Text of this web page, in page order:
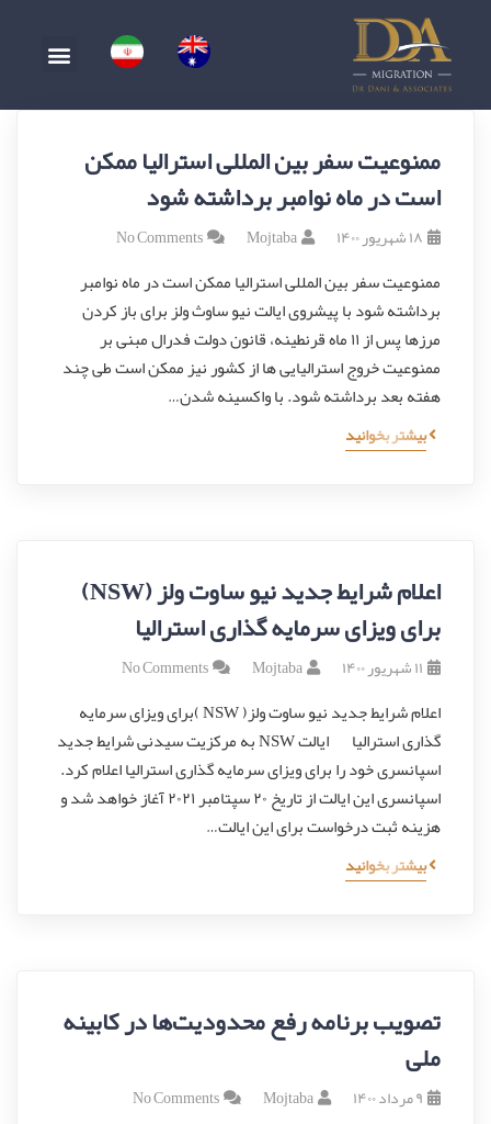
ممنوعیت سفر بین المللی استرالیا ممکن
است در ماه نوامبر برداشته شود
۱۸ شهریور ۱۴۰۰ Mojtaba
No Comments
ممنوعیت سفر بین المللی استرالیا ممکن است در ماه نوامبر
برداشته شود با پیشروی ایالت نیو ساوث ولز برای باز کردن
مرزها پس از ۱۱ ماه قرنطینه، قانون دولت فدرال مبنی بر
ممنوعیت خروج استرالیایی ها از کشور نیز ممکن است طی چند
هفته بعد برداشته شود. با واکسینه شدن…
بیشتر بخوانید
اعلام شرایط جدید نیو ساوت ولز (NSW)
برای ویزای سرمایه گذاری استرالیا
۱۱ شهریور ۱۴۰۰ Mojtaba
No Comments
اعلام شرایط جدید نیو ساوت ولز( NSW )برای ویزای سرمایه
گذاری استرالیا ایالت NSW به مرکزیت سیدنی شرایط جدید
اسپانسری خود را برای ویزای سرمایه گذاری استرالیا اعلام کرد.
اسپانسری این ایالت از تاریخ ۲۰ سپتامبر ۲۰۲۱ آغاز خواهد شد و
هزینه ثبت درخواست برای این ایالت…
بیشتر بخوانید
تصویب برنامه رفع محدودیت‌ها در کابینه
ملی
۹ مرداد ۱۴۰۰ Mojtaba
No Comments